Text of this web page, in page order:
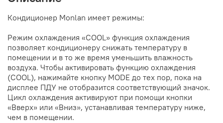
Кондиционер Monlan имеет режимы:
Режим охлаждения «COOL» функция охлаждения
позволяет кондиционеру снижать температуру в
помещении и в то же время уменьшить влажность
воздуха. Чтобы активировать функцию охлаждения
(СOOL), нажимайте кнопку МОDЕ до тех пор, пока на
дисплее ПДУ не отобразится соответствующий значок.
Цикл охлаждения активируют при помощи кнопки
«Вверх» или «Вниз», устанавливая температуру ниже,
чем в помещении.